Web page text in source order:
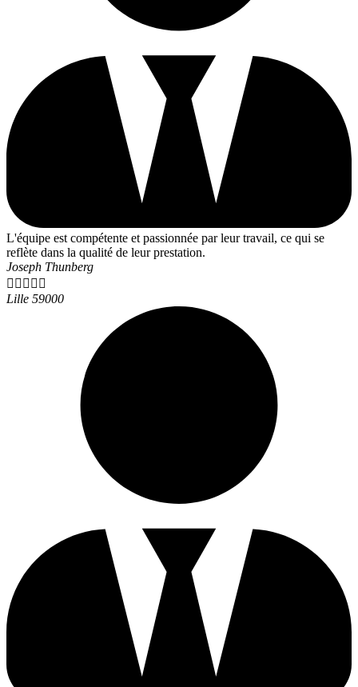
L'équipe est compétente et passionnée par leur travail, ce qui se
reflète dans la qualité de leur prestation.
Joseph Thunberg
    
Lille 59000